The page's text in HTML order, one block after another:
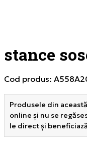
stance
Cod produs:
Produsele din
online și nu se
le direct și